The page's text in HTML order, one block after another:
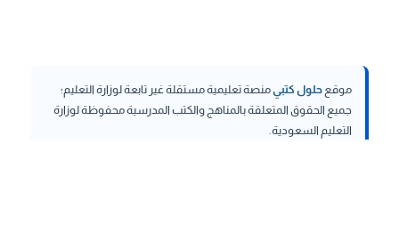
موقع حلول كتبيمنصة تعليمية مستقلة غير تابعة لوزارة التعليم؛
جميع الحقوق المتعلقة بالمناهج والكتب المدرسية محفوظة لوزارة
التعليم السعودية.